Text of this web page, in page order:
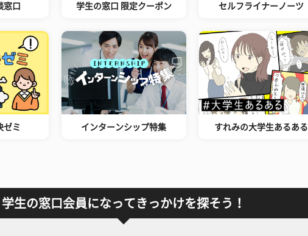
窓口 学生の窓口 限定クーポン セルフライナーノーツ
ゼミ インターンシップ特集 すれみの大学生あるある
学生の窓口会員になってきっかけを探そう！